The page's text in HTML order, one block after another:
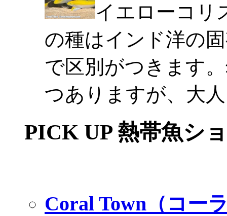
イエローコリ
の種はインド洋の
で区別がつきます
つありますが、大
PICK UP 熱帯魚シ
Coral Town（コー